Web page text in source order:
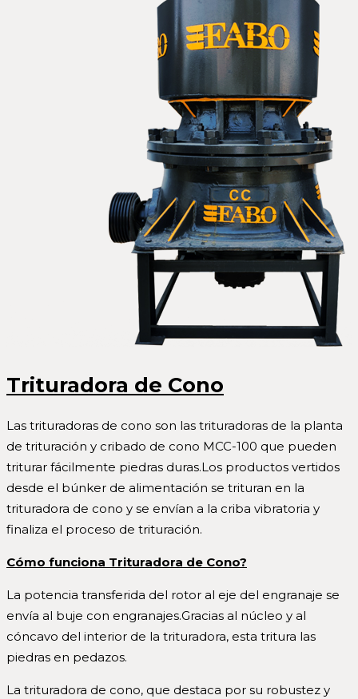
Trituradora de Cono
Las trituradoras de cono son las trituradoras de la planta
de trituración y cribado de cono MCC-100 que pueden
triturar fácilmente piedras duras.Los productos vertidos
desde el búnker de alimentación se trituran en la
trituradora de cono y se envían a la criba vibratoria y
finaliza el proceso de trituración.
Cómo funciona Trituradora de Cono?
La potencia transferida del rotor al eje del engranaje se
envía al buje con engranajes.Gracias al núcleo y al
cóncavo del interior de la trituradora, esta tritura las
piedras en pedazos.
La trituradora de cono, que destaca por su robustez y